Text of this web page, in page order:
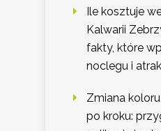
Ile kosztuje
Kalwarii
fakty, które
noclegu i
Zmiana
po kroku: